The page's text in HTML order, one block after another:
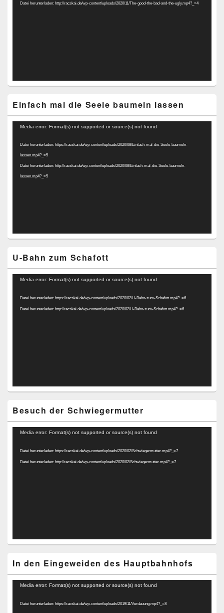
Datei herunterladen: http://racskai.de/wp-content/uploads/2020/11/The-good-the-bad-and-the-ugly.mp4?_=4
Einfach mal die Seele baumeln lassen
Video-
Media error: Format(s) not supported or source(s) not found
Datei herunterladen: https://racskai.de/wp-content/uploads/2020/08/Einfach-mal-die-Seele-baumeln-
lassen.mp4?_=5
Datei herunterladen: http://racskai.de/wp-content/uploads/2020/08/Einfach-mal-die-Seele-baumeln-
lassen.mp4?_=5
U-Bahn zum Schafott
Video-
Media error: Format(s) not supported or source(s) not found
Datei herunterladen: https://racskai.de/wp-content/uploads/2020/02/U-Bahn-zum-Schafott.mp4?_=6
Datei herunterladen: http://racskai.de/wp-content/uploads/2020/02/U-Bahn-zum-Schafott.mp4?_=6
Besuch der Schwiegermutter
Video-
Media error: Format(s) not supported or source(s) not found
Datei herunterladen: https://racskai.de/wp-content/uploads/2020/02/Schwiegermutter.mp4?_=7
Datei herunterladen: http://racskai.de/wp-content/uploads/2020/02/Schwiegermutter.mp4?_=7
In den Eingeweiden des Hauptbahnhofs
Video-
Media error: Format(s) not supported or source(s) not found
Datei herunterladen: https://racskai.de/wp-content/uploads/2019/11/Verdauung.mp4?_=8